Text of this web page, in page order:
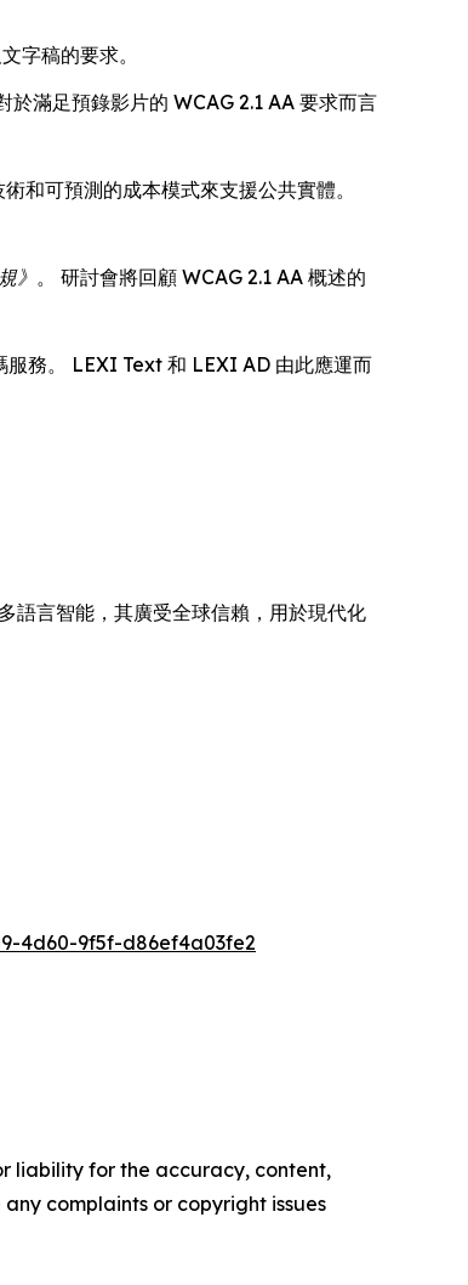
字稿的要求。
滿足預錄影片的 WCAG 2.1 AA 要求而言
和可預測的成本模式來支援公共實體。
》 。 研討會將回顧 WCAG 2.1 AA 概述的
服務。 LEXI Text 和 LEXI AD 由此應運而
言智能，其廣受全球信賴，用於現代化
4d60-9f5f-d86ef4a03fe2
liability for the accuracy, content,
complaints or copyright issues